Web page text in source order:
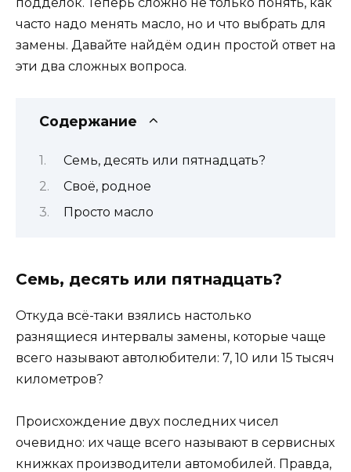
часто надо менять масло, но и что выбрать для
замены. Давайте найдём один простой ответ на
эти два сложных вопроса.
Содержание
Семь, десять или пятнадцать?
Своё, родное
Просто масло
Семь, десять или пятнадцать?
Откуда всё-таки взялись настолько
разнящиеся интервалы замены, которые чаще
всего называют автолюбители: 7, 10 или 15 тысяч
километров?
Происхождение двух последних чисел
очевидно: их чаще всего называют в сервисных
книжках производители автомобилей. Правда,